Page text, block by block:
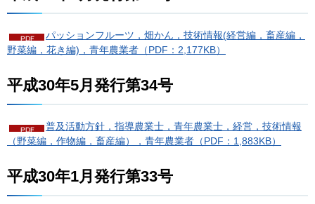
パッションフルーツ，畑かん，技術情報(経営編，畜産編，
野菜編，花き編)，青年農業者（PDF：2,177KB）
平成30年5月発行第34号
普及活動方針，指導農業士，青年農業士，経営，技術情報
（野菜編，作物編，畜産編），青年農業者（PDF：1,883KB）
平成30年1月発行第33号